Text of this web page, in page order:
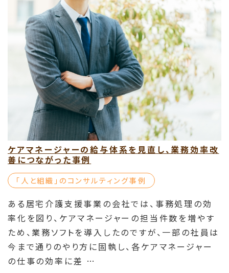
ケアマネージャーの給与体系を見直し、業務効率改
善につながった事例
「⼈と組織」のコンサルティング事例
ある居宅介護支援事業の会社では、事務処理の効
率化を図り、ケアマネージャーの担当件数を増やす
ため、業務ソフトを導入したのですが、一部の社員は
今まで通りのやり方に固執し、各ケアマネージャー
の仕事の効率に差 …